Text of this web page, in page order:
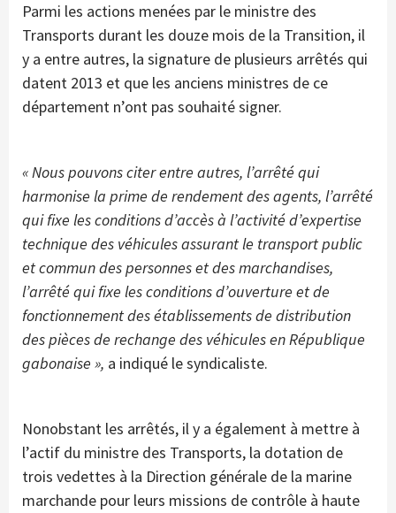
Parmi les actions menées par le ministre des
Transports durant les douze mois de la Transition, il
y a entre autres, la signature de plusieurs arrêtés qui
datent 2013 et que les anciens ministres de ce
département n’ont pas souhaité signer.
« Nous pouvons citer entre autres, l’arrêté qui
harmonise la prime de rendement des agents, l’arrêté
qui fixe les conditions d’accès à l’activité d’expertise
technique des véhicules assurant le transport public
et commun des personnes et des marchandises,
l’arrêté qui fixe les conditions d’ouverture et de
fonctionnement des établissements de distribution
des pièces de rechange des véhicules en République
gabonaise », a indiqué le syndicaliste.
Nonobstant les arrêtés, il y a également à mettre à
l’actif du ministre des Transports, la dotation de
trois vedettes à la Direction générale de la marine
marchande pour leurs missions de contrôle à haute